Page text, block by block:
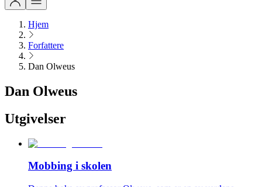
Hjem
Forfattere
Dan Olweus
Dan Olweus
Utgivelser
Mobbing i skolen